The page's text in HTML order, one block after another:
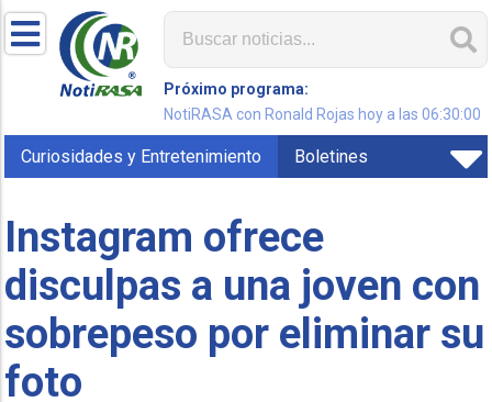
Próximo programa:
NotiRASA con Ronald Rojas hoy a las 06:30:00
Curiosidades y Entretenimiento Boletines
Instagram ofrece
disculpas a una joven con
sobrepeso por eliminar su
foto